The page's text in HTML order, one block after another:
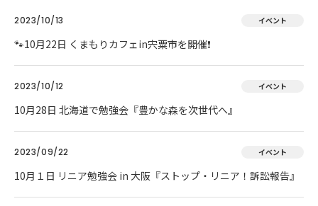
2023/10/13 イベント
🐾10月22日 くまもりカフェin宍粟市を開催❗
2023/10/12 イベント
10月28日 北海道で勉強会『豊かな森を次世代へ』
2023/09/22 イベント
10月１日 リニア勉強会 in 大阪『ストップ・リニア！訴訟報告』